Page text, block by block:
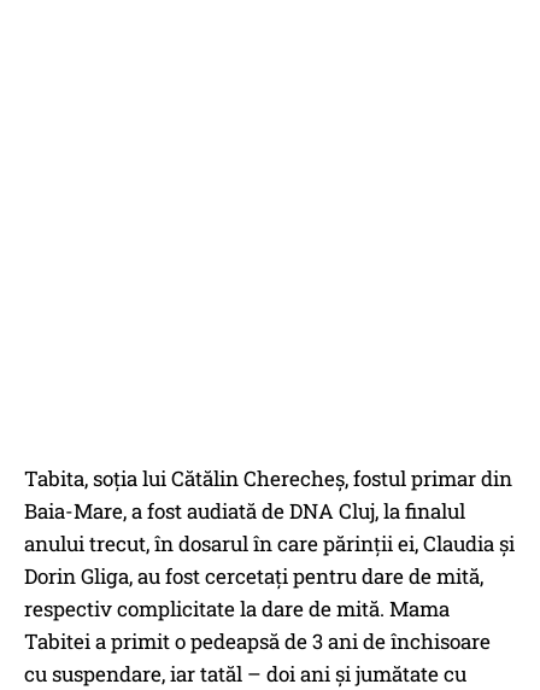
Tabita, soția lui Cătălin Cherecheș, fostul primar din
Baia-Mare, a fost audiată de DNA Cluj, la finalul
anului trecut, în dosarul în care părinții ei, Claudia și
Dorin Gliga, au fost cercetați pentru dare de mită,
respectiv complicitate la dare de mită. Mama
Tabitei a primit o pedeapsă de 3 ani de închisoare
cu suspendare, iar tatăl – doi ani și jumătate cu